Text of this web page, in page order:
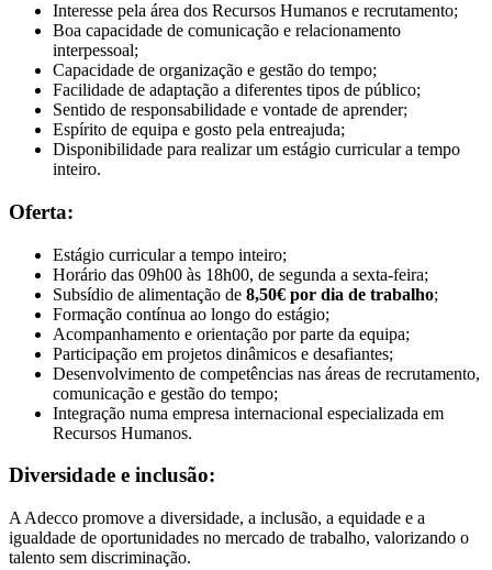
Interesse pela área dos Recursos Humanos e recrutamento;
Boa capacidade de comunicação e relacionamento
interpessoal;
Capacidade de organização e gestão do tempo;
Facilidade de adaptação a diferentes tipos de público;
Sentido de responsabilidade e vontade de aprender;
Espírito de equipa e gosto pela entreajuda;
Disponibilidade para realizar um estágio curricular a tempo
inteiro.
Oferta:
Estágio curricular a tempo inteiro;
Horário das 09h00 às 18h00, de segunda a sexta-feira;
Subsídio de alimentação de 8,50€ por dia de trabalho;
Formação contínua ao longo do estágio;
Acompanhamento e orientação por parte da equipa;
Participação em projetos dinâmicos e desafiantes;
Desenvolvimento de competências nas áreas de recrutamento,
comunicação e gestão do tempo;
Integração numa empresa internacional especializada em
Recursos Humanos.
Diversidade e inclusão:
A Adecco promove a diversidade, a inclusão, a equidade e a
igualdade de oportunidades no mercado de trabalho, valorizando o
talento sem discriminação.